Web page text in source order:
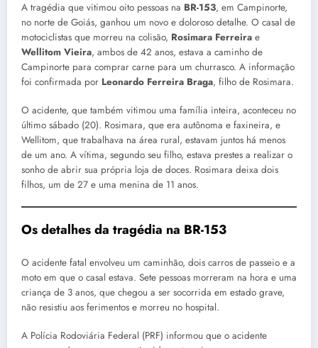
A tragédia que vitimou oito pessoas na BR-153, em Campinorte,
no norte de Goiás, ganhou um novo e doloroso detalhe. O casal de
motociclistas que morreu na colisão, Rosimara Ferreira e
Wellitom Vieira, ambos de 42 anos, estava a caminho de
Campinorte para comprar carne para um churrasco. A informação
foi confirmada por Leonardo Ferreira Braga, filho de Rosimara.
O acidente, que também vitimou uma família inteira, aconteceu no
último sábado (20). Rosimara, que era autônoma e faxineira, e
Wellitom, que trabalhava na área rural, estavam juntos há menos
de um ano. A vítima, segundo seu filho, estava prestes a realizar o
sonho de abrir sua própria loja de doces. Rosimara deixa dois
filhos, um de 27 e uma menina de 11 anos.
Os detalhes da tragédia na BR-153
O acidente fatal envolveu um caminhão, dois carros de passeio e a
moto em que o casal estava. Sete pessoas morreram na hora e uma
criança de 3 anos, que chegou a ser socorrida em estado grave,
não resistiu aos ferimentos e morreu no hospital.
A Polícia Rodoviária Federal (PRF) informou que o acidente